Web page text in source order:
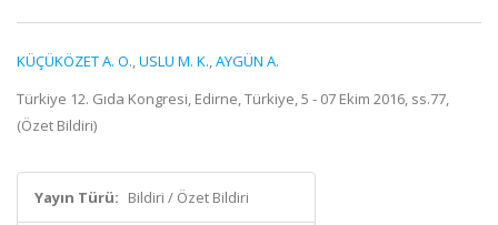
KÜÇÜKÖZET A. O.,USLU M. K.,AYGÜN A.
Türkiye 12. Gıda Kongresi, Edirne, Türkiye, 5 - 07 Ekim 2016, ss.77,
(Özet Bildiri)
Yayın Türü: Bildiri / Özet Bildiri